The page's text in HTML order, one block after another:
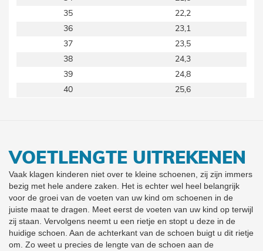
35
22,2
36
23,1
37
23,5
38
24,3
39
24,8
40
25,6
VOETLENGTE UITREKENEN
Vaak klagen kinderen niet over te kleine schoenen, zij zijn immers
bezig met hele andere zaken. Het is echter wel heel belangrijk
voor de groei van de voeten van uw kind om schoenen in de
juiste maat te dragen. Meet eerst de voeten van uw kind op terwijl
zij staan. Vervolgens neemt u een rietje en stopt u deze in de
huidige schoen. Aan de achterkant van de schoen buigt u dit rietje
om. Zo weet u precies de lengte van de schoen aan de